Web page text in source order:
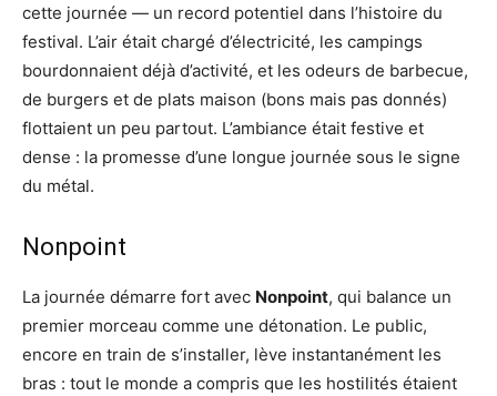
cette journée — un record potentiel dans l’histoire du
festival. L’air était chargé d’électricité, les campings
bourdonnaient déjà d’activité, et les odeurs de barbecue,
de burgers et de plats maison (bons mais pas donnés)
flottaient un peu partout. L’ambiance était festive et
dense : la promesse d’une longue journée sous le signe
du métal.
Nonpoint
La journée démarre fort avec Nonpoint, qui balance un
premier morceau comme une détonation. Le public,
encore en train de s’installer, lève instantanément les
bras : tout le monde a compris que les hostilités étaient